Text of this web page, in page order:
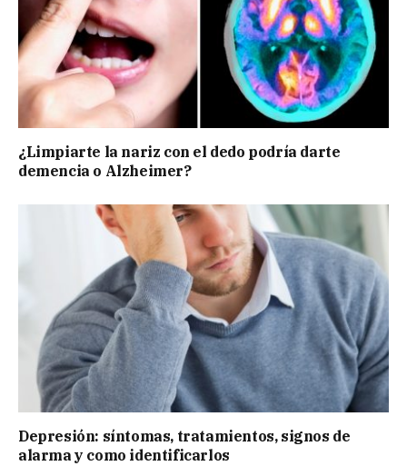
¿Limpiarte la nariz con el dedo podría darte
demencia o Alzheimer?
Depresión: síntomas, tratamientos, signos de
alarma y como identificarlos